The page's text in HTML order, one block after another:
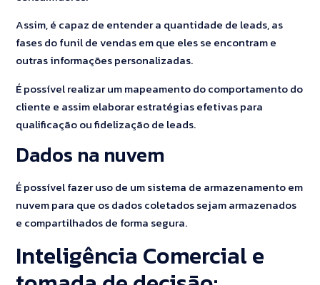
Assim, é capaz de entender a quantidade de leads, as
fases do funil de vendas em que eles se encontram e
outras informações personalizadas.
É possível realizar um mapeamento do comportamento do
cliente e assim elaborar estratégias efetivas para
qualificação ou fidelização de leads.
Dados na nuvem
É possível fazer uso de um sistema de armazenamento em
nuvem para que os dados coletados sejam armazenados
e compartilhados de forma segura.
Inteligência Comercial e